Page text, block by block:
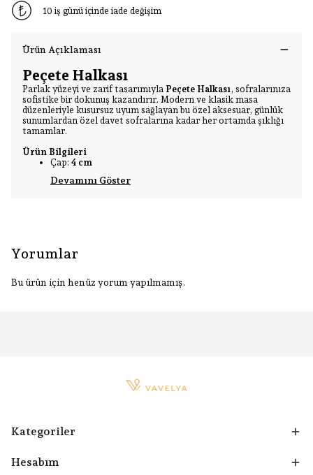
10 iş günü içinde iade değişim
Ürün Açıklaması
Peçete Halkası
Parlak yüzeyi ve zarif tasarımıyla Peçete Halkası, sofralarınıza
sofistike bir dokunuş kazandırır. Modern ve klasik masa
düzenleriyle kusursuz uyum sağlayan bu özel aksesuar, günlük
sunumlardan özel davet sofralarına kadar her ortamda şıklığı
tamamlar.
Ürün Bilgileri
Çap: 4 cm
Devamını Göster
Yorumlar
Bu ürün için henüz yorum yapılmamış.
Kategoriler
Hesabım